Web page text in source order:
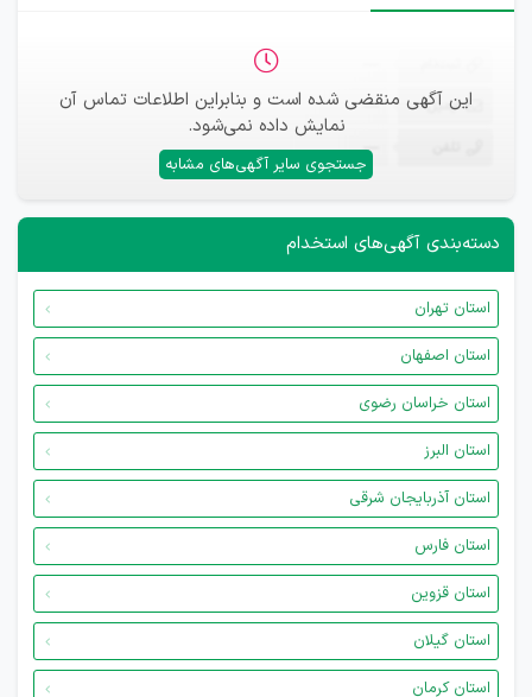
این آگهی منقضی شده است و بنابراین اطلاعات تماس آن
نمایش داده نمی‌شود.
جستجوی سایر آگهی‌های مشابه
ایمیل —
—
دسته‌بندی آگهی‌های استخدام
استان تهران
استان اصفهان
استان خراسان رضوی
استان البرز
استان آذربایجان شرقی
استان فارس
استان قزوین
استان گیلان
استان کرمان